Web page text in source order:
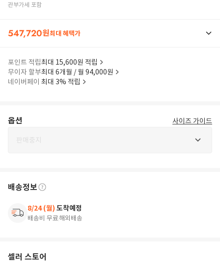
관부가세 포함
547,720원최대 혜택가
포인트 적립최대 15,600원 적립
무이자 할부최대 6개월 / 월 94,000원
네이버페이 최대 3% 적립
옵션 사이즈 가이드
판매중지
배송정보
8/24 (월) 도착예정
배송비 무료해외배송
셀러 스토어